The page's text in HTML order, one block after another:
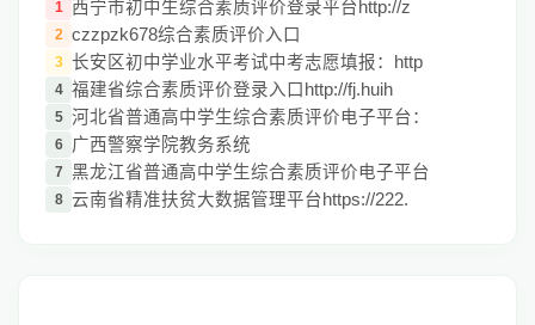
1 西宁市初中生综合素质评价登录平台http://z
2 czzpzk678综合素质评价入口
3 长安区初中学业水平考试中考志愿填报：http
4 福建省综合素质评价登录入口http://fj.huih
5 河北省普通高中学生综合素质评价电子平台：
6 广西警察学院教务系统
7 黑龙江省普通高中学生综合素质评价电子平台
8 云南省精准扶贫大数据管理平台https://222.